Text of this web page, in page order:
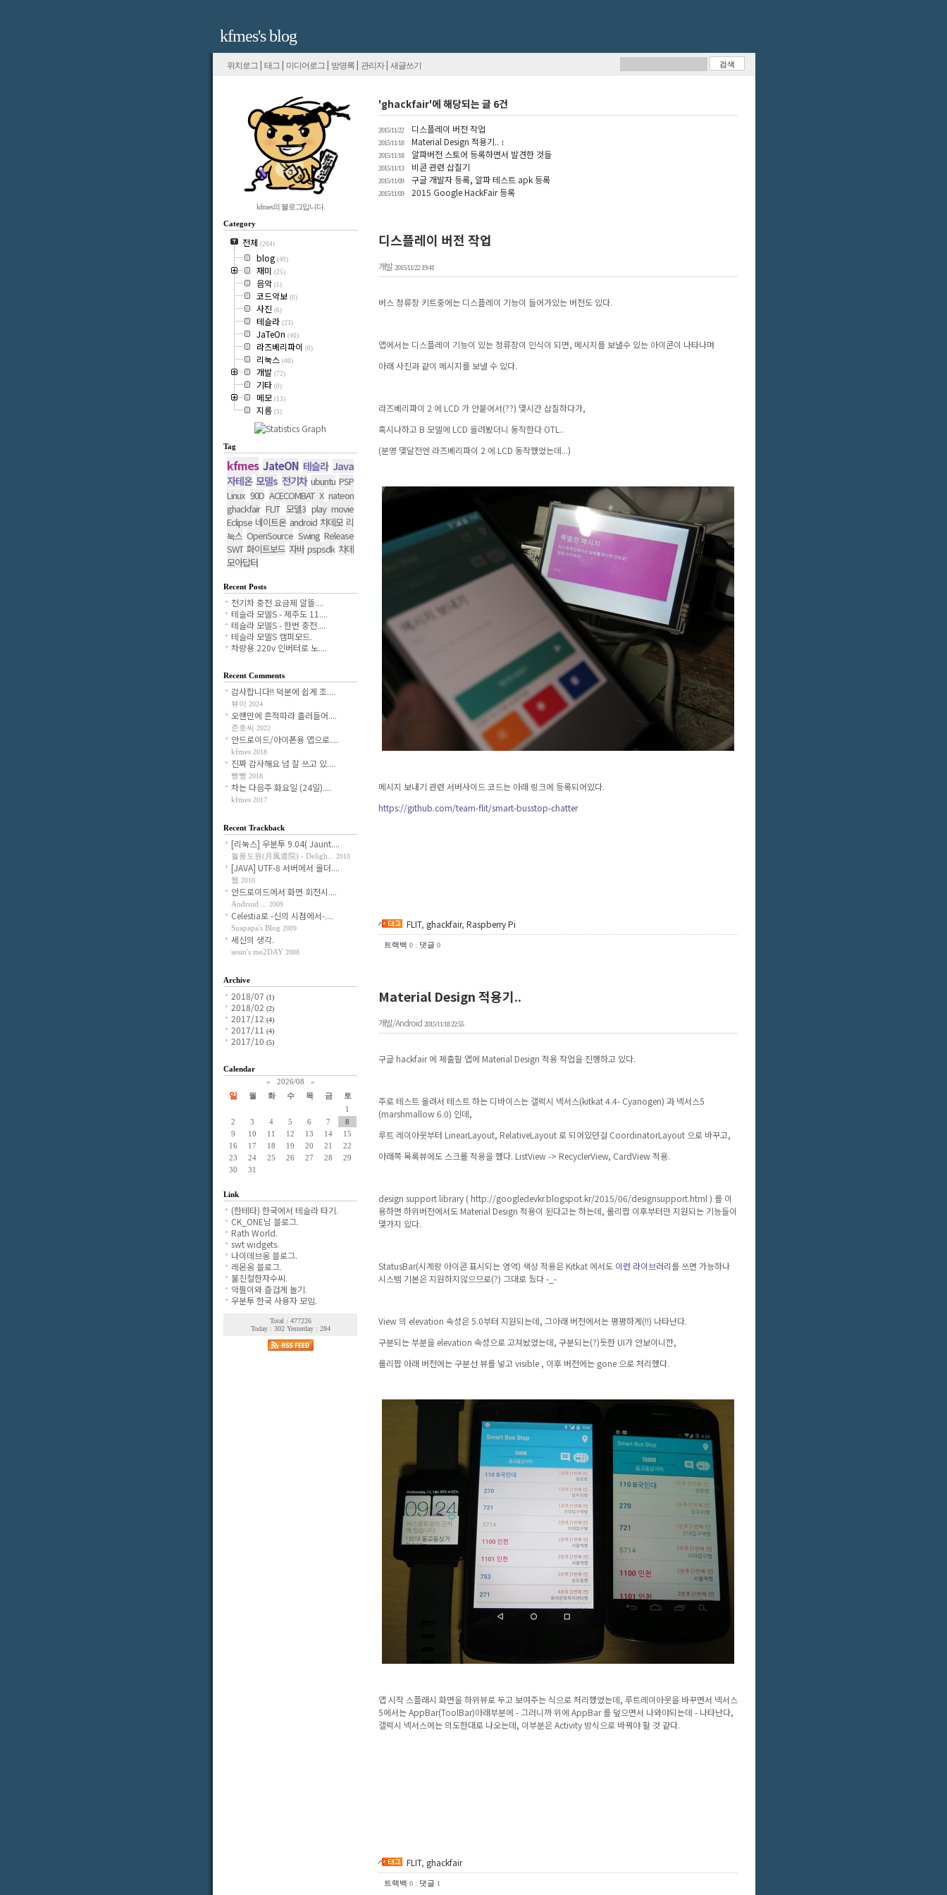
kfmes's blog
위치로그 | 태그 | 미디어로그 | 방명록 | 관리자| 새글쓰기
'ghackfair'에 해당되는 글 6건
2015/11/22 디스플레이 버전 작업
2015/11/18 Material Design 적용기.. 1
2015/11/18
알파버전 스토어 등록하면서 발견한 것들
2015/11/13 비콘 관련 삽질기
2015/11/09 구글 개발자 등록, 알파 테스트 apk 등록
2015/11/09 2015 Google HackFair 등록
디스플레이 버전 작업
개발 2015/11/22 19:41
버스 정류장 키트중에는 디스플레이 기능이 들어가있는 버전도 있다.
앱에서는 디스플레이 기능이 있는 정류장이 인식이 되면, 메시지를 보낼수 있는 아이콘이 나타나며
아래 사진과 같이 메시지를 보낼 수 있다.
라즈베리파이 2 에 LCD 가 안붙어서(??) 몇시간 삽질하다가,
혹시나하고 B 모델에 LCD 올려봤더니 동작한다 OTL..
(분명 몇달전엔 라즈베리파이 2 에 LCD 동작했었는데...)
메시지 보내기 관련 서버사이드 코드는 아래 링크에 등록되어있다.
https://github.com/team-flit/smart-busstop-chatter
FLIT, ghackfair, Raspberry Pi
트랙백 0 : 댓글 0
Material Design 적용기..
개발/Android 2015/11/18 22:55
구글 hackfair 에 제출할 앱에 Material Design 적용 작업을 진행하고 있다.
주로 테스트 올려서 테스트 하는 디바이스는 갤럭시 넥서스(kitkat 4.4- Cyanogen) 과 넥서스5
(marshmallow 6.0) 인데,
루트 레이아웃부터 LinearLayout, RelativeLayout 로 되어있던걸 CoordinatorLayout 으로 바꾸고,
아래쪽 목록뷰에도 스크롤 적용을 했다. ListView -> RecyclerView, CardView 적용.
design support library ( http://googledevkr.blogspot.kr/2015/06/designsupport.html ) 를 이
용하면 하위버전에서도 Material Design 적용이 된다고는 하는데, 롤리팝 이후부터만 지원되는 기능들이
몇가지 있다.
StatusBar(시계랑 아이콘 표시되는 영역) 색상 적용은 Kitkat 에서도 이런 라이브러리를 쓰면 가능하나
시스템 기본은 지원하지않으므로(?) 그대로 뒀다 -_-
View 의 elevation 속성은 5.0부터 지원되는데, 그아래 버전에서는 평평하게(!!) 나타난다.
구분되는 부분을 elevation 속성으로 고쳐놨었는데, 구분되는(?)듯한 UI가 안보이니깐,
롤리팝 아래 버전에는 구분선 뷰를 넣고 visible , 이후 버전에는 gone 으로 처리했다.
앱 시작 스플래시 화면을 하위뷰로 두고 보여주는 식으로 처리했었는데, 루트레이아웃을 바꾸면서 넥서스
5에서는 AppBar(ToolBar)아래부분에 - 그러니까 위에 AppBar 를 덮으면서 나와야되는데 - 나타난다,
갤럭시 넥서스에는 의도한대로 나오는데, 이부분은 Activity 방식으로 바꿔야 할 것 같다.
FLIT, ghackfair
트랙백 0 : 댓글 1
kfmes의 블로그입니다.
Category
전체 (264)
blog (40)
재미 (25)
음악 (1)
코드악보 (0)
사진 (6)
테슬라 (23)
JaTeOn (40)
라즈베리파이 (0)
리눅스 (40)
개발 (72)
기타 (0)
메모 (13)
지름 (3)
Tag
kfmes JateON 테슬라 Java
자테온 모델s 전기차 ubuntu PSP
Linux 90D ACECOMBAT X nateon
ghackfair FLIT 모델3 play movie
Eclipse 네이트온 android 차데모 리
눅스 OpenSource Swing Release
SWT 화이트보드 자바 pspsdk 차데
모아답터
Recent Posts
전기차 충전 요금제 알뜰....
테슬라 모델S - 제주도 11....
테슬라 모델S - 한번 충전....
테슬라 모델S 캠퍼모드.
차량용 220v 인버터로 노....
Recent Comments
감사합니다!! 덕분에 쉽게 조....
뷰이 2024
오랜만에 흔적따라 흘러들어....
준호씨 2022
안드로이드/아이폰용 앱으로....
kfmes 2018
진짜 감사해요 넘 잘 쓰고 있....
삥뻥 2018
차는 다음주 화요일 (24일)....
kfmes 2017
Recent Trackback
[리눅스] 우분투 9.04( Jaunt....
월풍도원(月風道院) - Deligh... 2010
[JAVA] UTF-8 서버에서 올더....
웹 2010
안드로이드에서 화면 회전시....
Android ... 2009
Celestia로 -신의 시점에서-....
Suapapa's Blog 2009
세신의 생각.
sesin's me2DAY 2008
Archive
2018/07 (1)
2018/02 (2)
2017/12 (4)
2017/11 (4)
2017/10 (5)
Calendar
«
2026/08 »
일 월 화 수 목 금
토
1
2
3 4 5 6 7
8
9
10 11 12 13 14
15
16
17 18 19 20 21
22
23
24 25 26 27 28
29
30
31
Link
(한테타) 한국에서 테슬라 타기.
CK_ONE님 블로그.
Rath World.
swt widgets.
나이데브옹 블로그.
레몬옹 블로그.
불친절한자수씨.
악필이와 즐겁게 놀기.
우분투 한국 사용자 모임.
Total : 477226
Today : 302 Yesterday : 284